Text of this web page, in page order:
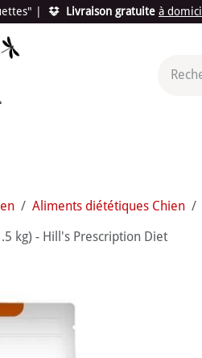
Livraison gratuite à
Aliments diététiques Chien
kg) - Hill's Prescription Diet